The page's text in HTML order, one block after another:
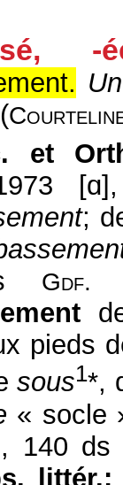
-
et
;
pieds
sous1*,
« socle
140
littér.: